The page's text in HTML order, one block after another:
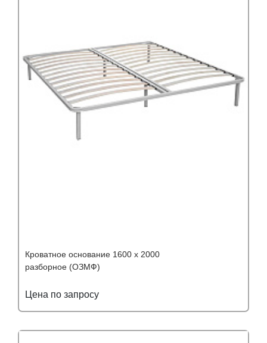
Кроватное основание 1600 х 2000
разборное (ОЗМФ)
Цена по запросу